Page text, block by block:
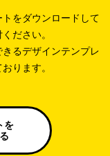
をダウンロードして
ださい。
るデザインテンプレ
ります。
を